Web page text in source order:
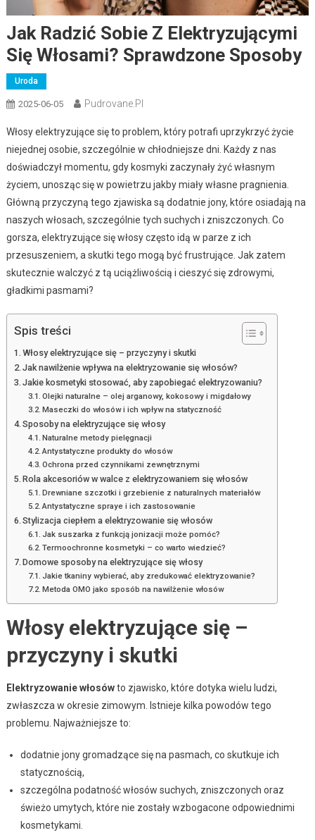
Jak Radzić Sobie Z Elektryzującymi
Się Włosami? Sprawdzone Sposoby
Uroda
2025-06-05 Pudrovane.pl
Włosy elektryzujące się to problem, który potrafi uprzykrzyć życie
niejednej osobie, szczególnie w chłodniejsze dni. Każdy z nas
doświadczył momentu, gdy kosmyki zaczynały żyć własnym
życiem, unosząc się w powietrzu jakby miały własne pragnienia.
Główną przyczyną tego zjawiska są dodatnie jony, które osiadają na
naszych włosach, szczególnie tych suchych i zniszczonych. Co
gorsza, elektryzujące się włosy często idą w parze z ich
przesuszeniem, a skutki tego mogą być frustrujące. Jak zatem
skutecznie walczyć z tą uciążliwością i cieszyć się zdrowymi,
gładkimi pasmami?
Spis treści
Włosy elektryzujące się – przyczyny i skutki
Jak nawilżenie wpływa na elektryzowanie się włosów?
Jakie kosmetyki stosować, aby zapobiegać elektryzowaniu?
Olejki naturalne – olej arganowy, kokosowy i migdałowy
Maseczki do włosów i ich wpływ na statyczność
Sposoby na elektryzujące się włosy
Naturalne metody pielęgnacji
Antystatyczne produkty do włosów
Ochrona przed czynnikami zewnętrznymi
Rola akcesoriów w walce z elektryzowaniem się włosów
Drewniane szczotki i grzebienie z naturalnych materiałów
Antystatyczne spraye i ich zastosowanie
Stylizacja ciepłem a elektryzowanie się włosów
Jak suszarka z funkcją jonizacji może pomóc?
Termoochronne kosmetyki – co warto wiedzieć?
Domowe sposoby na elektryzujące się włosy
Jakie tkaniny wybierać, aby zredukować elektryzowanie?
Metoda OMO jako sposób na nawilżenie włosów
Włosy elektryzujące się –
przyczyny i skutki
Elektryzowanie włosówto zjawisko, które dotyka wielu ludzi,
zwłaszcza w okresie zimowym. Istnieje kilka powodów tego
problemu. Najważniejsze to:
dodatnie jony gromadzące się na pasmach, co skutkuje ich
statycznością,
szczególna podatność włosów suchych, zniszczonych oraz
świeżo umytych, które nie zostały wzbogacone odpowiednimi
kosmetykami.